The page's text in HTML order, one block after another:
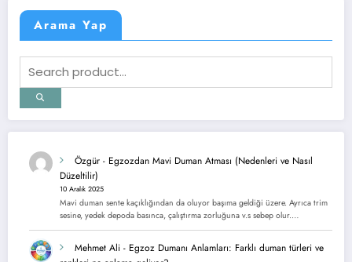
Arama Yap
Özgür - Egzozdan Mavi Duman Atması (Nedenleri ve Nasıl
Düzeltilir)
10 Aralık 2025
Mavi duman sente kaçıklığından da oluyor başıma geldiği üzere. Ayrıca trim
sesine, yedek depoda basınca, çalıştırma zorluğuna v.s sebep olur.…
Mehmet Ali - Egzoz Dumanı Anlamları: Farklı duman türleri ve